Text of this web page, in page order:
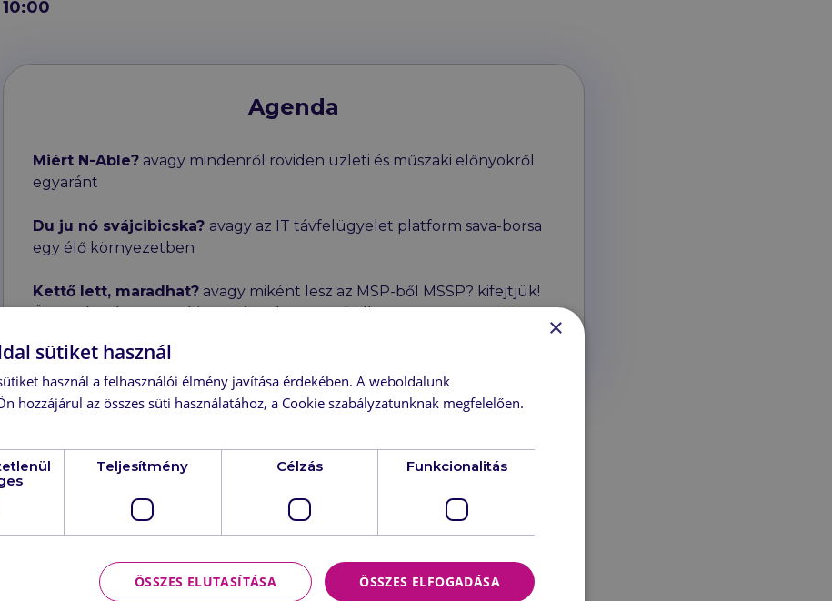
10:00
Agenda
Miért N-Able? avagy mindenről röviden üzleti és műszaki előnyökről
egyaránt
Du ju nó svájcibicska? avagy az IT távfelügyelet platform sava-borsa
egy élő környezetben
Kettő lett, maradhat? avagy miként lesz az MSP-ből MSSP? kifejtjük!
Üzemeltetés vagy IT biztonság … legyen mindkettő!
A regisztráció lezárult.
×
sütiket használ
használ a felhasználói élmény javítása érdekében. A weboldalunk
hozzájárul az összes süti használatához, a Cookie szabályzatunknak megfelelően.
Teljesítmény Célzás Funkcionalitás
ÖSSZES ELFOGADÁSA
ÖSSZES ELUTASÍTÁSA